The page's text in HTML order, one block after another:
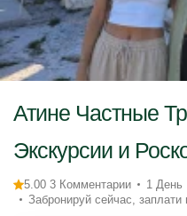
Атине Частные
Экскурсии и
5.00 3 Комментарии
1 День
Забронируй сейчас, заплати